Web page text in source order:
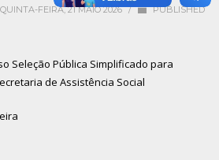
QUINTA-FEIRA, 21 MAIO 2026 /
PUBLISHED
Seleção Pública Simplificado para
de Assistência Social